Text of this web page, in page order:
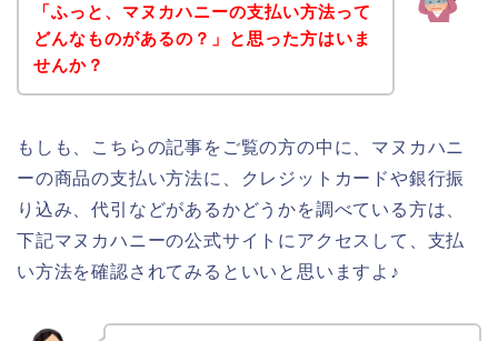
「ふっと、マヌカハニーの支払い方法って
どんなものがあるの？」と思った方はいま
せんか？
もしも、こちらの記事をご覧の方の中に、マヌカハニ
ーの商品の支払い方法に、クレジットカードや銀行振
り込み、代引などがあるかどうかを調べている方は、
下記マヌカハニーの公式サイトにアクセスして、支払
い方法を確認されてみるといいと思いますよ♪